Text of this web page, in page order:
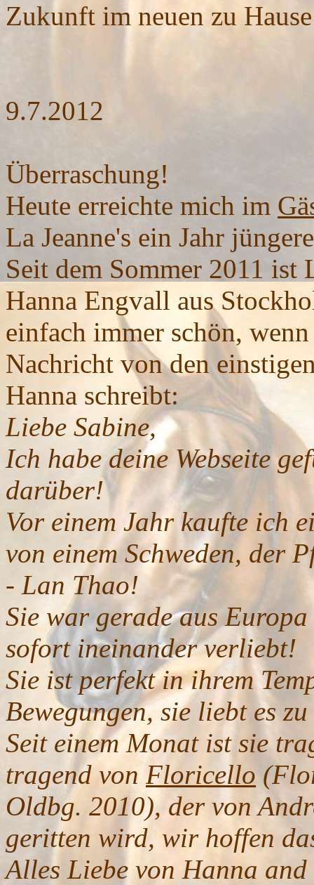
Zukunft im neuen zu
9.7.2012
Überraschung!
Heute erreichte mich im
La Jeanne's ein Jahr
Seit dem Sommer 2011 ist
Hanna Engvall aus
einfach immer schön,
Nachricht von den
Hanna schreibt:
Liebe Sabine,
Ich habe deine Webseite
darüber!
Vor einem Jahr kaufte ich
von einem Schweden, der
- Lan Thao!
Sie war gerade aus
sofort ineinander verliebt!
Sie ist perfekt in ihrem
Bewegungen, sie liebt es
Seit einem Monat ist sie
tragend von Floricello
Oldbg. 2010), der von
geritten wird, wir hoffen
Alles Liebe von Hanna